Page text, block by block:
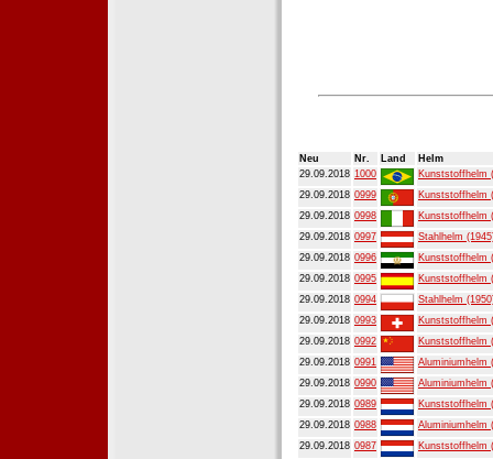
Neu Nr. Land
Helm
29.09.2018 1000
Kunststoffhelm
29.09.2018 0999
Kunststoffhelm
29.09.2018 0998
Kunststoffhelm
29.09.2018 0997
Stahlhelm
29.09.2018 0996
Kunststoffhelm
29.09.2018 0995
Kunststoffhelm
29.09.2018 0994
Stahlhelm
29.09.2018 0993
Kunststoffhelm
29.09.2018 0992
Kunststoffhelm
29.09.2018 0991
Aluminiumhelm
29.09.2018 0990
Aluminiumhelm
29.09.2018 0989
Kunststoffhelm
29.09.2018 0988
Aluminiumhelm
29.09.2018 0987
Kunststoffhelm